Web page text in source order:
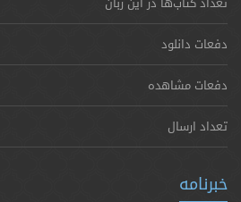
دفعات دانلود
دفعات مشاهده
تعداد ارسال
خبرنامه